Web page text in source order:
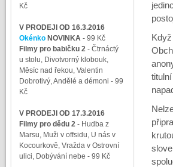
Kč
V PRODEJI OD 16.3.2016
Okénko NOVINKA - 99 Kč
Filmy pro babičku 2- Čtrnáctý
u stolu, Divotvorný klobouk,
Měsíc nad řekou, Valentin
Dobrotivý, Andělé a démoni - 99
Kč
V PRODEJI OD 17.3.2016
Filmy pro dědu 2- Hudba z
Marsu, Muži v offsidu, U nás v
Kocourkově, Vražda v Ostrovní
ulici, Dobývání nebe - 99 Kč